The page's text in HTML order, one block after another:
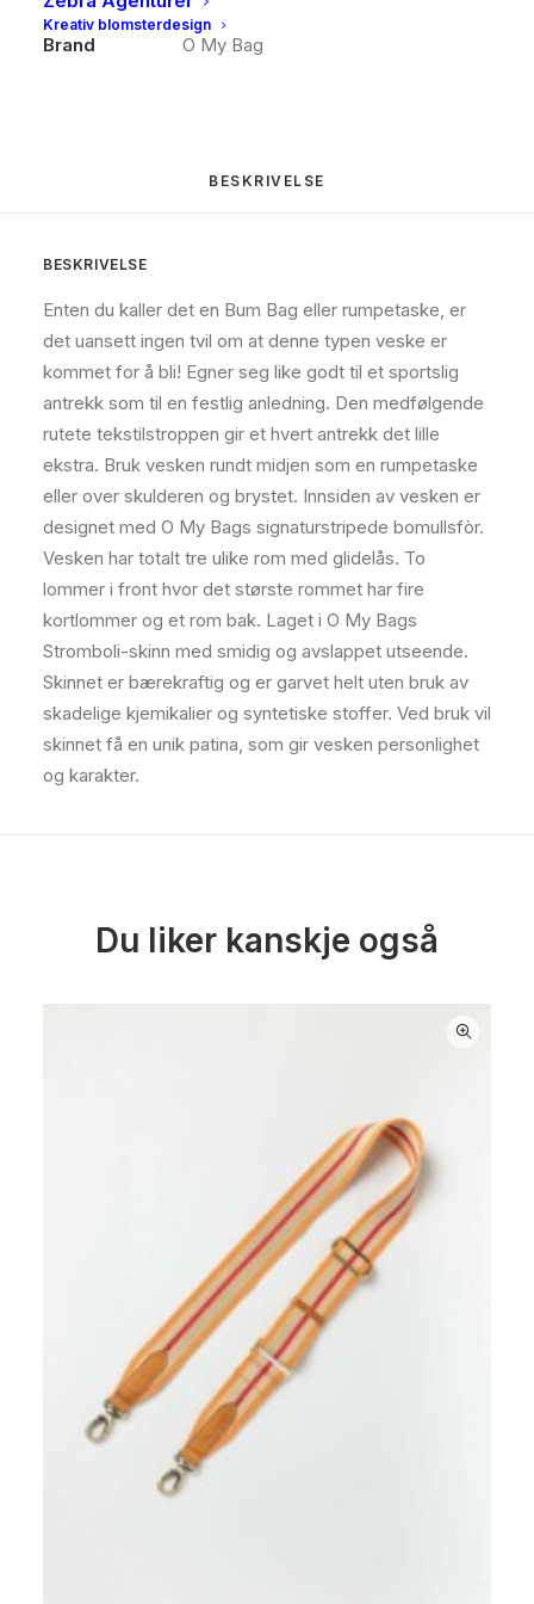
Kreativ blomsterdesign
Kategorier
Vesker
Brand
O My Bag
BESKRIVELSE
BESKRIVELSE
Enten du kaller det en Bum Bag eller rumpetaske, er
det uansett ingen tvil om at denne typen veske er
kommet for å bli! Egner seg like godt til et sportslig
antrekk som til en festlig anledning. Den medfølgende
rutete tekstilstroppen gir et hvert antrekk det lille
ekstra. Bruk vesken rundt midjen som en rumpetaske
eller over skulderen og brystet. Innsiden av vesken er
designet med O My Bags signaturstripede bomullsfòr.
Vesken har totalt tre ulike rom med glidelås. To
lommer i front hvor det største rommet har fire
kortlommer og et rom bak. Laget i O My Bags
Stromboli-skinn med smidig og avslappet utseende.
Skinnet er bærekraftig og er garvet helt uten bruk av
skadelige kjemikalier og syntetiske stoffer. Ved bruk vil
skinnet få en unik patina, som gir vesken personlighet
og karakter.
Du liker kanskje også